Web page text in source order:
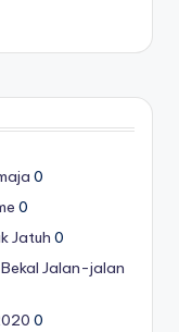
0
0
Jatuh 0
Jalan-jalan
0